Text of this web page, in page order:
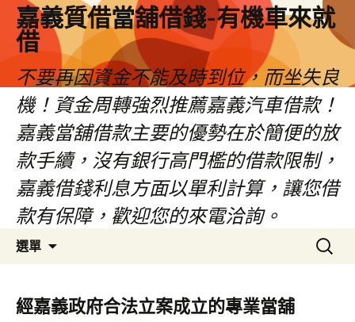
嘉義質借當舖借錢-有機車來就
借
不要再因資金不能及時到位，而坐失良
機！資金周轉強烈推薦嘉義汽車借款！
嘉義當舖借款主要的優勢在於簡便的放
款手續，沒有銀行高門檻的借款限制，
嘉義借錢利息方面以單利計算，讓您借
款有保障，歡迎您的來電洽詢。
選單
容
區
搜
尋
經嘉義政府合法立案成立的專業當舖